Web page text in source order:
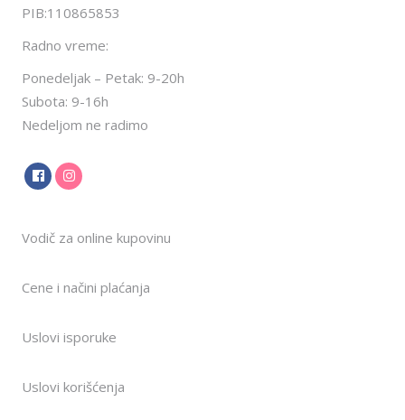
PIB:110865853
Radno vreme:
Ponedeljak – Petak: 9-20h
Subota: 9-16h
Nedeljom ne radimo
Vodič za online kupovinu
Cene i načini plaćanja
Uslovi isporuke
Uslovi korišćenja